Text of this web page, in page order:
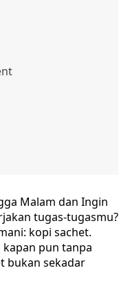
Malam dan Ingin
tugas-tugasmu?
kopi sachet.
pun tanpa
bukan sekadar